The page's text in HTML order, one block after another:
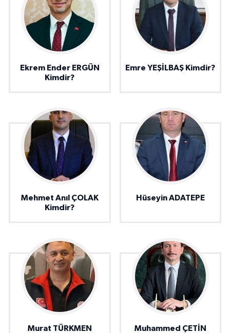
Ekrem Ender ERGÜN
Kimdir?
Emre YEŞİLBAŞ Kimdir?
Mehmet Anıl ÇOLAK
Kimdir?
Hüseyin ADATEPE
Murat TÜRKMEN
Muhammed ÇETİN